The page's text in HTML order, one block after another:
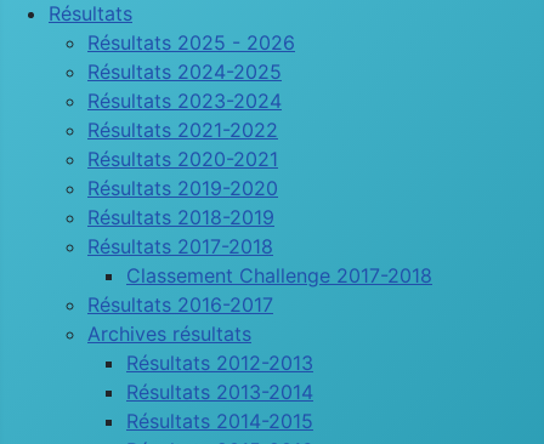
Résultats
Résultats 2025 - 2026
Résultats 2024-2025
Résultats 2023-2024
Résultats 2021-2022
Résultats 2020-2021
Résultats 2019-2020
Résultats 2018-2019
Résultats 2017-2018
Classement Challenge 2017-2018
Résultats 2016-2017
Archives résultats
Résultats 2012-2013
Résultats 2013-2014
Résultats 2014-2015